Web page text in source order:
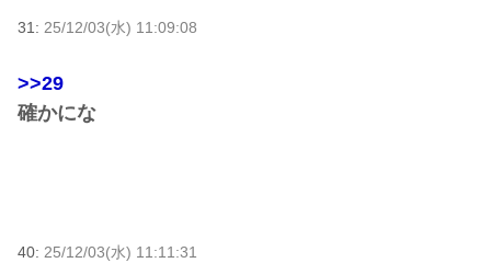
31: 25/12/03(水) 11:09:08
>>29
確かにな
40: 25/12/03(水) 11:11:31